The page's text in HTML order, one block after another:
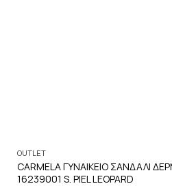
OUTLET
CARMELA ΓΥΝΑΙΚΕΙΟ ΣΑΝΔΑΛΙ
16239001 S. PIEL LEOPARD